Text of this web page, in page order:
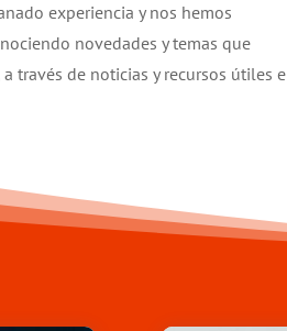
experiencia y nos hemos
novedades y temas que
través de noticias y recursos útiles e